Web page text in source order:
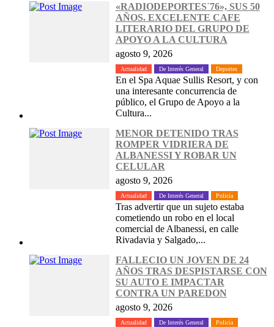
«RADIODEPORTES´76», SUS 50
AÑOS. EXCELENTE CAFE
LITERARIO DEL GRUPO DE
APOYO A LA CULTURA
agosto 9, 2026
Actualidad De Interés General Deportes
En el Spa Aquae Sullis Resort, y con
una interesante concurrencia de
público, el Grupo de Apoyo a la
Cultura...
MENOR DETENIDO TRAS
ROMPER VIDRIERA DE
ALBANESSI Y ROBAR UN
CELULAR
agosto 9, 2026
Actualidad De Interés General Policía
Tras advertir que un sujeto estaba
cometiendo un robo en el local
comercial de Albanessi, en calle
Rivadavia y Salgado,...
FALLECIO UN JOVEN DE 24
AÑOS TRAS DESPISTARSE CON
SU AUTO E IMPACTAR
CONTRA UN PAREDON
agosto 9, 2026
Actualidad De Interés General Policía